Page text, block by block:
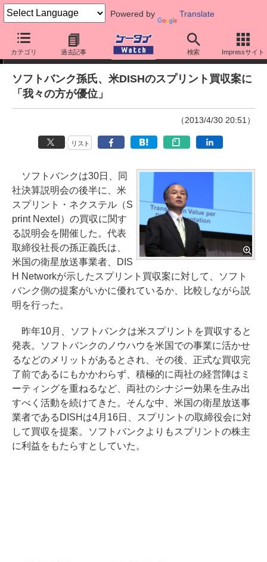
Powered by Translate
カテゴリ 過去記事 検索 Impressサイト
ニュース
ソフトバンク孫氏、米DISHのスプリント買収案に
「我々の方が優位」
（2013/4/30 20:51）
リスト
ソフトバンクは30日、同
社決算説明会の後半に、米
スプリント・ネクステル（S
print Nextel）の買収に関す
る説明会を開催した。代表
取締役社長の孫正義氏は、
米国の衛星放送事業者、DIS
H Networkが示したスプリント買収案に対して、ソフト
バンク側の提案がいかに優れているか、比較しながら説
明を行った。
昨年10月、ソフトバンクは米スプリントを買収すると
発表。ソフトバンクのノウハウを米国での事業に活かせ
るなどのメリットがあるとされ、その後、正式な買収完
了前であるにもかかわらず、積極的に両社の経営陣はミ
ーティングを重ねるなど、両社のシナジー効果を生み出
すべく活動を続けてきた。そんな中、米国の衛星放送事
業者であるDISHは4月16日、スプリントの取締役会に対
して買収を提案。ソフトバンクよりもスプリントの株主
に利益をもたらすとしていた。